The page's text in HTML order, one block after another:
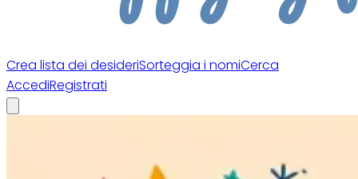
Crea lista dei desideriSorteggia i nomiCerca
AccediRegistrati